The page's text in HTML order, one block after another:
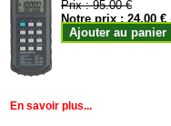
Prix :95.00 €
Notre prix :24.00 €
Ajouter au panier
En savoir plus...